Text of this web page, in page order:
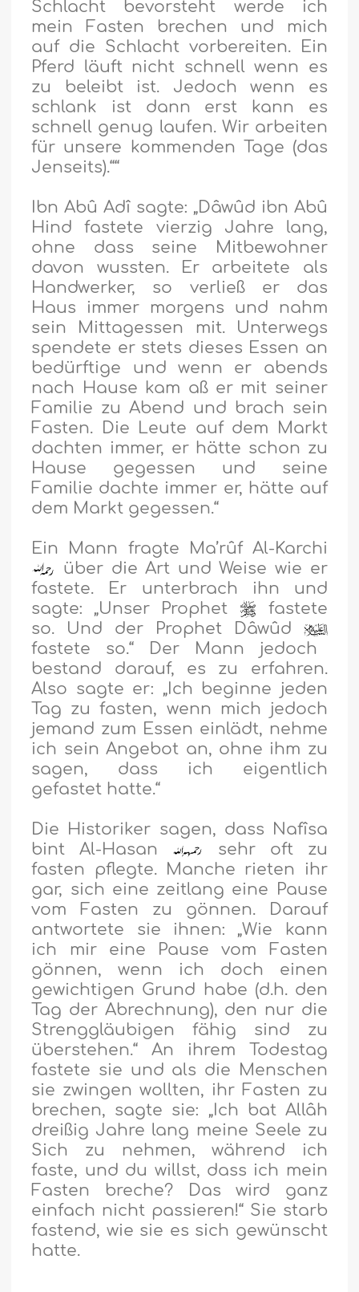
Schlacht bevorsteht werde ich
mein Fasten brechen und mich
auf die Schlacht vorbereiten. Ein
Pferd läuft nicht schnell wenn es
zu beleibt ist. Jedoch wenn es
schlank ist dann erst kann es
schnell genug laufen. Wir arbeiten
für unsere kommenden Tage (das
Jenseits).““
Ibn Abû Adî sagte: „Dâwûd ibn Abû
Hind fastete vierzig Jahre lang,
ohne dass seine Mitbewohner
davon wussten. Er arbeitete als
Handwerker, so verließ er das
Haus immer morgens und nahm
sein Mittagessen mit. Unterwegs
spendete er stets dieses Essen an
bedürftige und wenn er abends
nach Hause kam aß er mit seiner
Familie zu Abend und brach sein
Fasten. Die Leute auf dem Markt
dachten immer, er hätte schon zu
Hause gegessen und seine
Familie dachte immer er, hätte auf
dem Markt gegessen.“
Ein Mann fragte Ma’rûf Al-Karchi
über die Art und Weise wie er
fastete. Er unterbrach ihn und
sagte: „Unser Prophet
fastete
so. Und der Prophet Dâwûd
fastete so.“ Der Mann jedoch
bestand darauf, es zu erfahren.
Also sagte er: „Ich beginne jeden
Tag zu fasten, wenn mich jedoch
jemand zum Essen einlädt, nehme
ich sein Angebot an, ohne ihm zu
sagen, dass ich eigentlich
gefastet hatte.“
Die Historiker sagen, dass Nafîsa
bint Al-Hasan
sehr oft zu
fasten pflegte. Manche rieten ihr
gar, sich eine zeitlang eine Pause
vom Fasten zu gönnen. Darauf
antwortete sie ihnen: „Wie kann
ich mir eine Pause vom Fasten
gönnen, wenn ich doch einen
gewichtigen Grund habe (d.h. den
Tag der Abrechnung), den nur die
Strenggläubigen fähig sind zu
überstehen.“ An ihrem Todestag
fastete sie und als die Menschen
sie zwingen wollten, ihr Fasten zu
brechen, sagte sie: „Ich bat Allâh
dreißig Jahre lang meine Seele zu
Sich zu nehmen, während ich
faste, und du willst, dass ich mein
Fasten breche? Das wird ganz
einfach nicht passieren!“ Sie starb
fastend, wie sie es sich gewünscht
hatte.